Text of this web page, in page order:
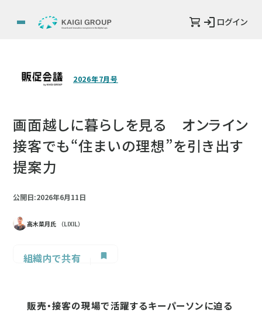
ログイン
2026年7月号
画面越しに暮らしを見る オンライン
接客でも“住まいの理想”を引き出す
提案力
公開日:2026年6月11日
高木菜月氏 （LIXIL）
組織内で共有
販売・接客の現場で活躍するキーパーソンに迫る